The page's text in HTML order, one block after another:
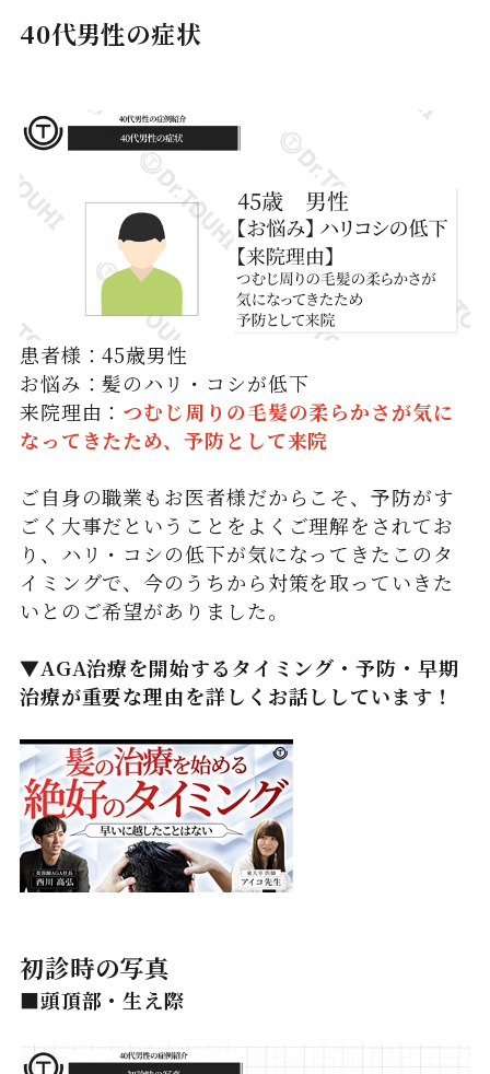
40代男性の症状
患者様：45歳男性
お悩み：髪のハリ・コシが低下
来院理由： つむじ周りの毛髪の柔らかさが気に
なってきたため、予防として来院
ご自身の職業もお医者様だからこそ、予防がす
ごく大事だということをよくご理解をされてお
り、ハリ・コシの低下が気になってきたこのタ
イミングで、今のうちから対策を取っていきた
いとのご希望がありました。
▼AGA治療を開始するタイミング・予防・早期
治療が重要な理由を詳しくお話ししています！
初診時の写真
■頭頂部・生え際